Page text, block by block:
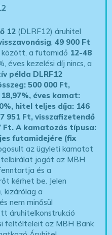
12 (DLRF12) áruhitel
,49 900 Ft
között, a futamidő 12-48
éves kezelési díj nincs, a
példa DLRF12
500 000 Ft,
éves kamat:
hitel teljes díja: 146
951 Ft, visszafizetendő
Ft.A kamatozás típusa:
futamidejére (fix
az ügyleti kamatot
jogát az MBH
és a
kérhet be. Jelen
kizárólag a
nem minősül
áruhitelkonstrukció
feltélteleit az MBH Bank